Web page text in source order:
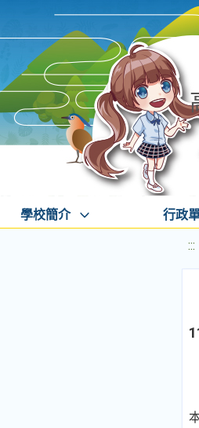
學校簡介 行政
:::